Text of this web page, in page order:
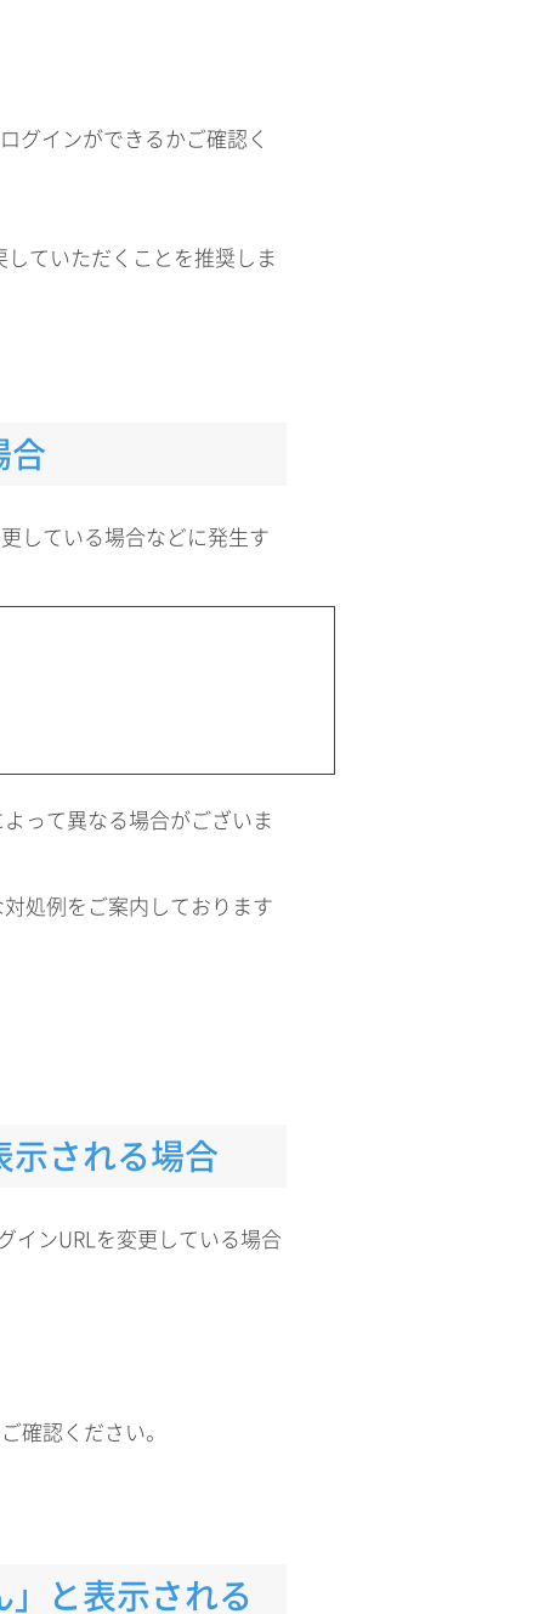
グインができるかご確認く
ていただくことを推奨しま
合
している場合などに発生す
って異なる場合がございま
処例をご案内しております
される場合
インURLを変更している場合
確認ください。
と表示される